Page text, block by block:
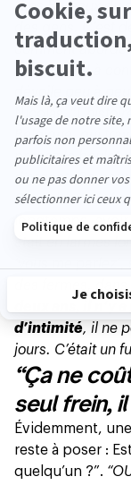
“Les Bureaux du
des gens. C’est
comment
on apprend à
dévoile peu à
Nicolas. “
Belgique, qui
prenez le boulot
d’argent. Ça
Quand on a été
longtemps,
était en larmes
des fermes,
d’intimité, il ne
jours. C’était un
“Ça ne
seul frein,
Évidemment,
reste à poser :
quelqu’un ?”.